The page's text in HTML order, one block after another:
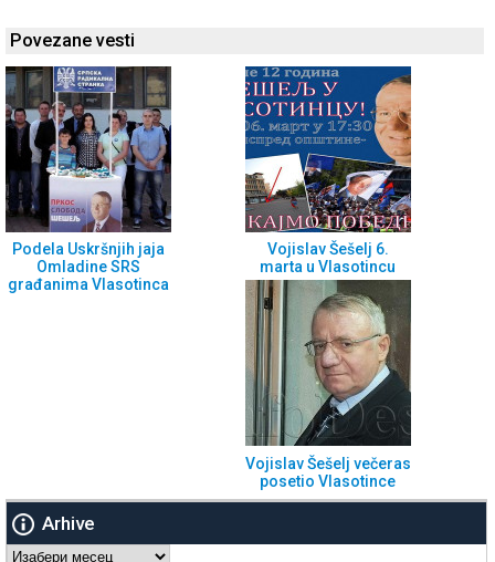
Povezane vesti
Podela Uskršnjih jaja
Omladine SRS
građanima Vlasotinca
Vojislav Šešelj 6.
marta u Vlasotincu
Vojislav Šešelj večeras
posetio Vlasotince
Arhive
Arhive